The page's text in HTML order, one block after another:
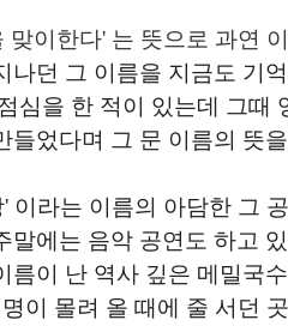
맞이한다' 는 뜻으로 과연
나던 그 이름을 지금도 기
심을 한 적이 있는데 그때
들었다며 그 문 이름의 뜻
이라는 이름의 아담한 그
말에는 음악 공연도 하고
름이 난 역사 깊은 메밀국
이 몰려 올 때에 줄 서던